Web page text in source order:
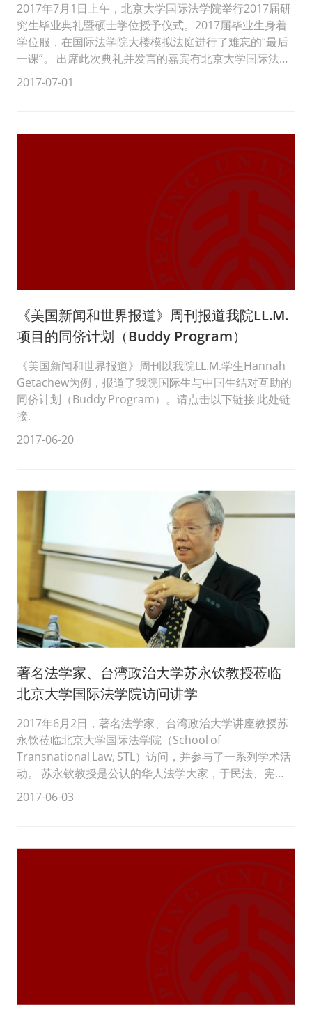
2017年7月1日上午，北京大学国际法学院举行2017届研
究生毕业典礼暨硕士学位授予仪式。2017届毕业生身着
学位服，在国际法学院大楼模拟法庭进行了难忘的“最后
一课”。 出席此次典礼并发言的嘉宾有北京大学国际法学
院...
2017-07-01
《美国新闻和世界报道》周刊报道我院LL.M.
项目的同侪计划（Buddy Program）
《美国新闻和世界报道》周刊以我院LL.M.学生Hannah
Getachew为例，报道了我院国际生与中国生结对互助的
同侪计划（Buddy Program）。请点击以下链接 此处链
接.
2017-06-20
著名法学家、台湾政治大学苏永钦教授莅临
北京大学国际法学院访问讲学
2017年6月2日，著名法学家、台湾政治大学讲座教授苏
永钦莅临北京大学国际法学院（School of
Transnational Law, STL）访问，并参与了一系列学术活
动。 苏永钦教授是公认的华人法学大家，于民法、宪
法、经济法等领域...
2017-06-03